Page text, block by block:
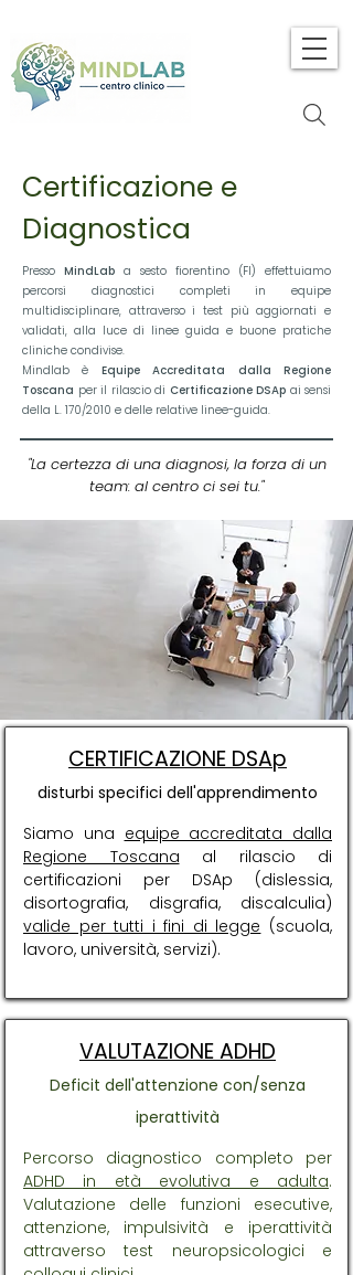
Certificazione e
Diagnostica
Presso MindLab a sesto fiorentino (FI) effettuiamo
percorsi diagnostici completi in equipe
multidisciplinare, attraverso i test più aggiornati e
validati, alla luce di linee guida e buone pratiche
cliniche condivise.
Mindlab è Equipe Accreditata dalla Regione
Toscana per il rilascio di Certificazione DSAp ai sensi
della L. 170/2010 e delle relative linee-guida.
"La certezza di una diagnosi, la forza di un
team: al centro ci sei tu."
CERTIFICAZIONE DSAp
disturbi specifici dell'apprendimento
Siamo una equipe accreditata dalla
Regione Toscana al rilascio di
certificazioni per DSAp (dislessia,
disortografia, disgrafia, discalculia)
valide per tutti i fini di legge (scuola,
lavoro, università, servizi).
VALUTAZIONE ADHD
Deficit dell'attenzione con/senza
iperattività
Percorso diagnostico completo per
ADHD in età evolutiva e adulta.
Valutazione delle funzioni esecutive,
attenzione, impulsività e iperattività
attraverso test neuropsicologici e